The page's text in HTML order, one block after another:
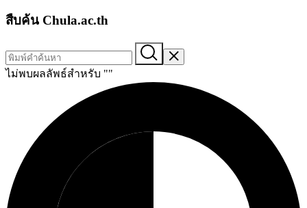
สืบค้น Chula.ac.th
ไม่พบผลลัพธ์สำหรับ ""